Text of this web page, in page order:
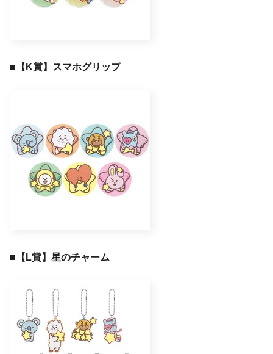
■ 【K賞】スマホグリップ
■ 【L賞】星のチャーム